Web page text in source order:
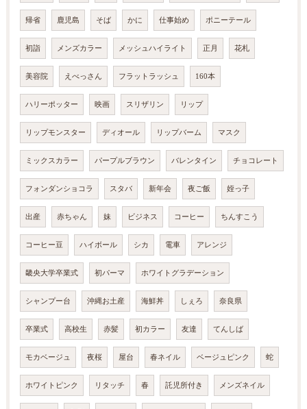
帰省 鹿児島 そば かに 仕事始め ポニーテール
初詣 メンズカラー メッシュハイライト 正月 花札
美容院 えべっさん フラットラッシュ 160本
ハリーポッター 映画 スリザリン リップ
リップモンスター ディオール リップバーム マスク
ミックスカラー パープルブラウン バレンタイン チョコレート
フォンダンショコラ スタバ 新年会 夜ご飯 姪っ子
出産 赤ちゃん 妹 ビジネス コーヒー ちんすこう
コーヒー豆 ハイボール シカ 電車 アレンジ
畿央大学卒業式 初パーマ ホワイトグラデーション
シャンプー台 沖縄お土産 海鮮丼 しぇろ 奈良県
卒業式 高校生 赤髪 初カラー 友達 てんしば
モカベージュ 夜桜 屋台 春ネイル ベージュピンク 蛇
ホワイトピンク リタッチ 春 託児所付き メンズネイル